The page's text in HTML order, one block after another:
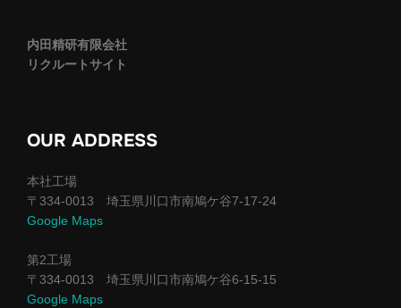
内田精研有限会社
リクルートサイト
OUR ADDRESS
本社工場
〒334-0013 埼玉県川口市南鳩ケ谷7-17-24
Google Maps
第2工場
〒334-0013 埼玉県川口市南鳩ケ谷6-15-15
Google Maps